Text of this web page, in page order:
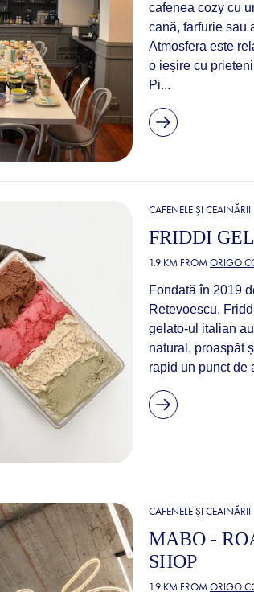
cafenea cozy cu
cană, farfurie sau
Atmosfera este
o ieșire cu
Pi...
CAFENELE ȘI CEAINĂRII
FRIDDI
1.9 KM FROMORIGO
Fondată în 2019
Retevoescu,
gelato-ul italian
natural, proaspăt
rapid un punct de
CAFENELE ȘI CEAINĂRII
MABO -
SHOP
1.9 KM FROMORIGO